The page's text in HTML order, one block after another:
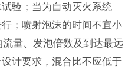
验；当为自动灭火系统
；喷射泡沫的时间不宜小
量、发泡倍数及到达最远
计要求，混合比不应低于